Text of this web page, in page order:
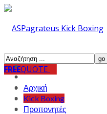
FREEQUOTE
Αρχική
Kick Boxing
Προπονητές